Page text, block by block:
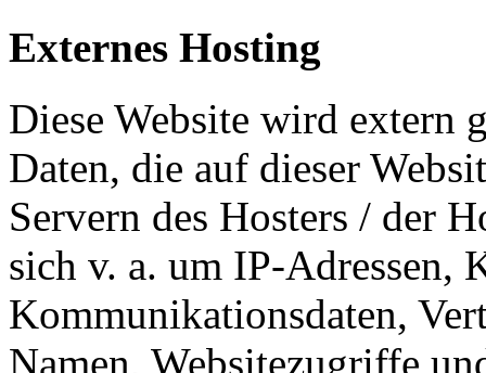
Externes Hosting
Diese Website wird extern
Daten, die auf dieser
Servern des Hosters / der
sich v. a. um IP-Adressen,
Kommunikationsdaten,
Namen, Websitezugriffe